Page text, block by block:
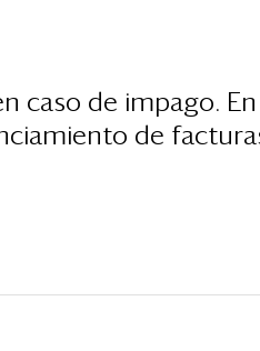
caso de impago. En
de